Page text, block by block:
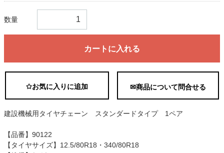
数量
カートに入れる
✩お気に入りに追加 ✉商品について問合せる
建設機械用タイヤチェーン スタンダードタイプ 1ペア
【品番】90122
【タイヤサイズ】12.5/80R18・340/80R18